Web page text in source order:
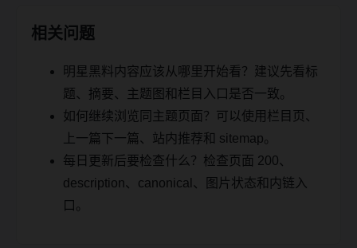
相关问题
明星黑料内容应该从哪里开始看？建议先看标
题、摘要、主题图和栏目入口是否一致。
如何继续浏览同主题页面？可以使用栏目页、
上一篇下一篇、站内推荐和 sitemap。
每日更新后要检查什么？检查页面 200、
description、canonical、图片状态和内链入
口。